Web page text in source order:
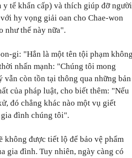
tế khẩn cấp) và thích giúp đỡ người
hy vọng giải oan cho Chae-won
như thế này nữa".
gi: "Hắn là một tên tội phạm không
nhấn mạnh: "Chúng tôi mong
vẫn còn tồn tại thông qua những bản
của pháp luật, cho biết thêm: "Nếu
đó chẳng khác nào một vụ giết
đình chúng tôi".
không được tiết lộ để bảo vệ phẩm
gia đình. Tuy nhiên, ngày càng có